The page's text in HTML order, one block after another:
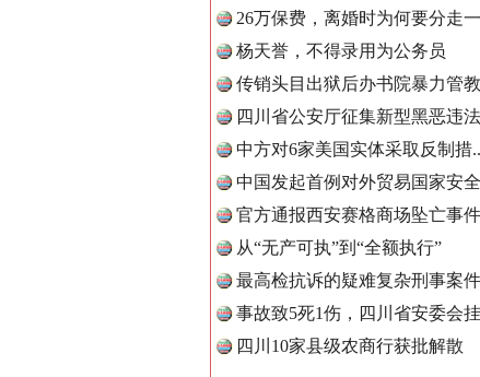
26万保费，离婚时为何要分走
杨天誉，不得录用为公务员
传销头目出狱后办书院暴力管
四川省公安厅征集新型黑恶违
中方对6家美国实体采取反制措..
中国发起首例对外贸易国家安
官方通报西安赛格商场坠亡事件
从“无产可执”到“全额执行”
最高检抗诉的疑难复杂刑事案件
事故致5死1伤，四川省安委会
四川10家县级农商行获批解散